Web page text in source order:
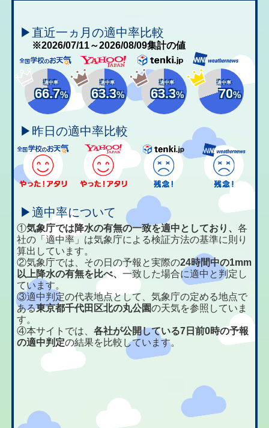
▶直近一ヵ月の適中率比較
※2026/07/11～2026/08/09集計の値
適中率
66.7%
適中率
63.3%
適中率
63.3%
適中率
70%
▶昨日の適中率比較
▶適中率について
①気象庁では降水の有無の一致を適中としており、各
社の「適中率」は気象庁による検証方法の基準に則り
算出しています。
②気象庁では、その日の予報と実際の24時間中の1mm
以上降水の有無を比べ、一致した場合に適中と判定し
ています。
③適中判定の代表地点として、気象庁の定める地点で
ある東京都千代田区北の丸公園の天気を参照していま
す。
④本サイトでは、各社が公開している7日前0時の予報
の適中判定の結果を比較しています。